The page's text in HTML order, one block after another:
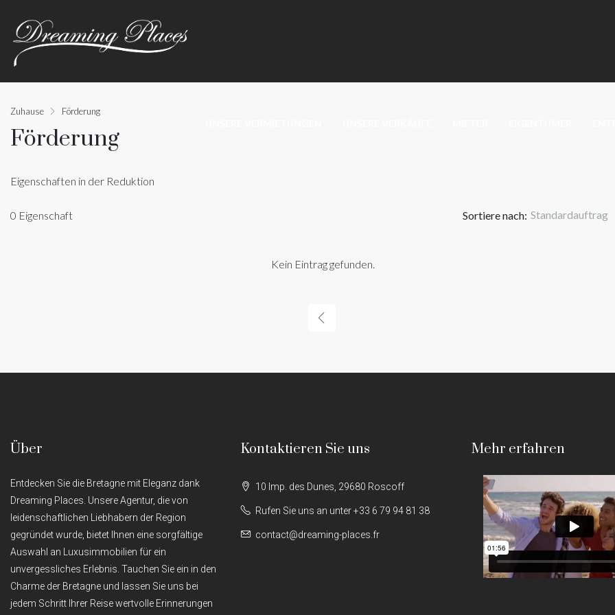
Zuhause Förderung
Förderung
Eigenschaften in der Reduktion
0 Eigenschaft Sortiere nach: Standardauftrag
Kein Eintrag gefunden.
Über
Entdecken Sie die Bretagne mit Eleganz dank
Dreaming Places. Unsere Agentur, die von
leidenschaftlichen Liebhabern der Region
gegründet wurde, bietet Ihnen eine sorgfältige
Auswahl an Luxusimmobilien für ein
unvergessliches Erlebnis. Tauchen Sie ein in den
Charme der Bretagne und lassen Sie uns bei
jedem Schritt Ihrer Reise wertvolle Erinnerungen
Kontaktieren Sie uns
10 Imp. des Dunes, 29680 Roscoff
Rufen Sie uns an unter +33 6 79 94 81 38
contact@dreaming-places.fr
Mehr erfahren